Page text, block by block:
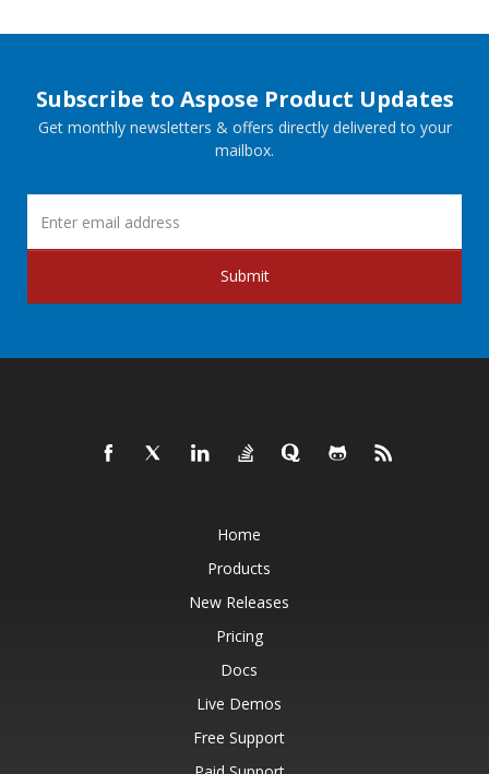
Subscribe to Aspose Product Updates
Get monthly newsletters & offers directly delivered to your
mailbox.
Submit
Home
Products
New Releases
Pricing
Docs
Live Demos
Free Support